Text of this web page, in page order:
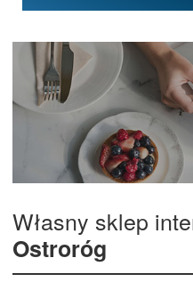
Własny sklep
Ostroróg